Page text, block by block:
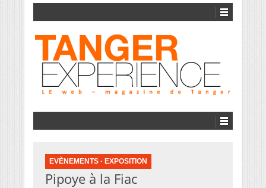
EVÈNEMENTS · EXPOSITION
Pipoye à la Fiac